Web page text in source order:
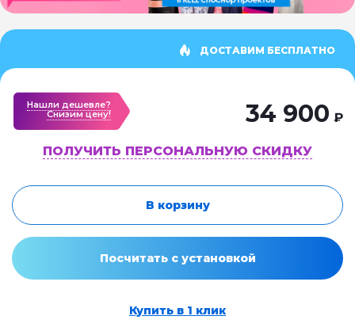
ДОСТАВИМ БЕСПЛАТНО
Нашли дешевле?
Cнизим цену!
34 900 ₽
ПОЛУЧИТЬ ПЕРСОНАЛЬНУЮ СКИДКУ
В корзину
Посчитать с установкой
Купить в 1 клик